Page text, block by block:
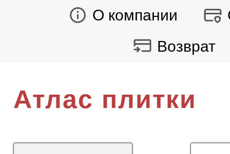
О компании
Возврат
Атлас плитки